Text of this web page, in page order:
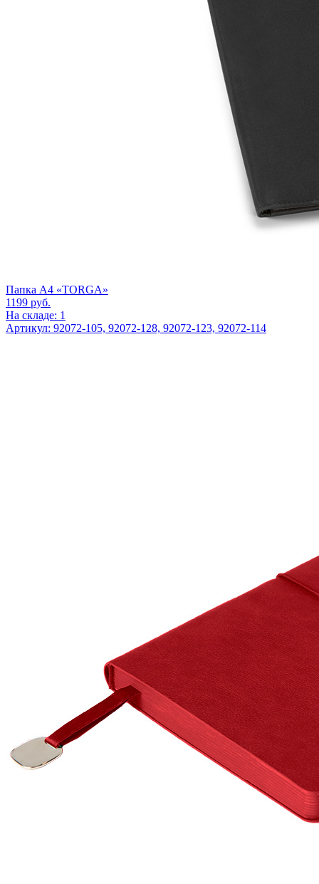
Папка A4 «TORGA»
1199 руб.
На складе: 1
Артикул: 92072-105, 92072-128, 92072-123, 92072-114